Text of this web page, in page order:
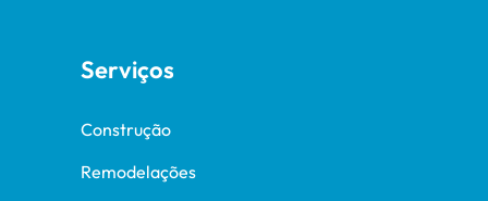
Serviços
Construção
Remodelações